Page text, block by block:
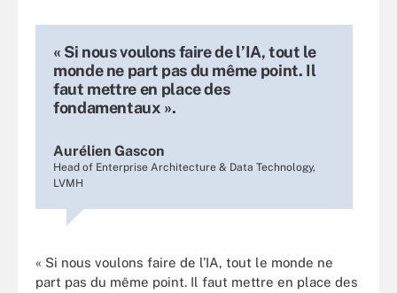
« Si nous voulons faire de l’IA, tout le
monde ne part pas du même point. Il
faut mettre en place des
fondamentaux ».
Aurélien Gascon
Head of Enterprise Architecture & Data Technology,
LVMH
« Si nous voulons faire de l’IA, tout le monde ne
part pas du même point. Il faut mettre en place des